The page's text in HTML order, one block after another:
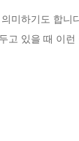
미하기도 합
고 있을 때 이